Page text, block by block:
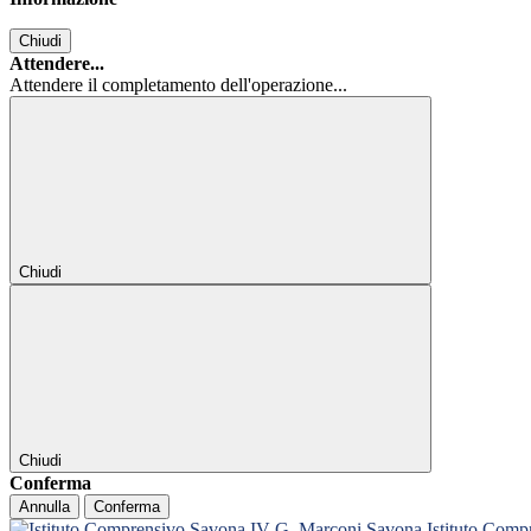
Chiudi
Attendere...
Attendere il completamento dell'operazione...
Chiudi
Chiudi
Conferma
Annulla Conferma